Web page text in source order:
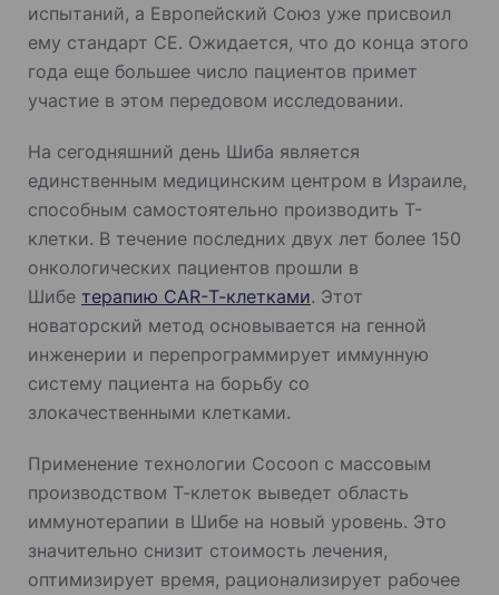
испытаний, а Европейский Союз уже присвоил
ему стандарт CE. Ожидается, что до конца этого
года еще большее число пациентов примет
участие в этом передовом исследовании.
На сегодняшний день Шиба является
единственным медицинским центром в Израиле,
способным самостоятельно производить Т-
клетки. В течение последних двух лет более 150
онкологических пациентов прошли в
Шибе терапию CAR-Т-клетками. Этот
новаторский метод основывается на генной
инженерии и перепрограммирует иммунную
систему пациента на борьбу со
злокачественными клетками.
Применение технологии Cocoon с массовым
производством Т-клеток выведет область
иммунотерапии в Шибе на новый уровень. Это
значительно снизит стоимость лечения,
оптимизирует время, рационализирует рабочее